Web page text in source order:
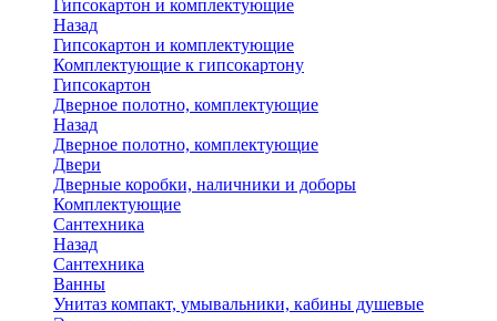
Гипсокартон и комплектующие
Назад
Гипсокартон и комплектующие
Комплектующие к гипсокартону
Гипсокартон
Дверное полотно, комплектующие
Назад
Дверное полотно, комплектующие
Двери
Дверные коробки, наличники и доборы
Комплектующие
Сантехника
Назад
Сантехника
Ванны
Унитаз компакт, умывальники, кабины душевые